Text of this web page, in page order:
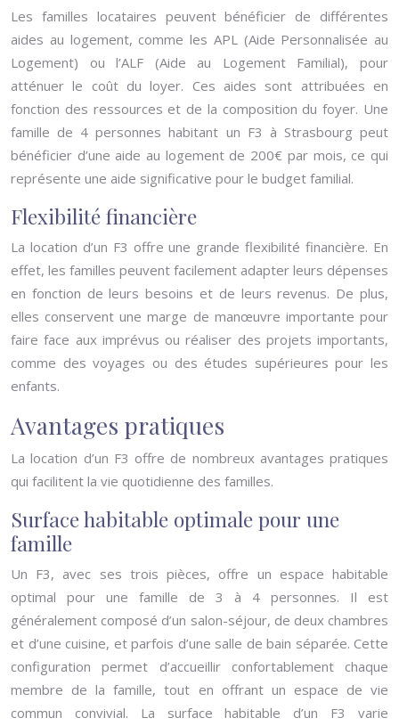
Les familles locataires peuvent bénéficier de différentes
aides au logement, comme les APL (Aide Personnalisée au
Logement) ou l’ALF (Aide au Logement Familial), pour
atténuer le coût du loyer. Ces aides sont attribuées en
fonction des ressources et de la composition du foyer. Une
famille de 4 personnes habitant un F3 à Strasbourg peut
bénéficier d’une aide au logement de 200€ par mois, ce qui
représente une aide significative pour le budget familial.
Flexibilité financière
La location d’un F3 offre une grande flexibilité financière. En
effet, les familles peuvent facilement adapter leurs dépenses
en fonction de leurs besoins et de leurs revenus. De plus,
elles conservent une marge de manœuvre importante pour
faire face aux imprévus ou réaliser des projets importants,
comme des voyages ou des études supérieures pour les
enfants.
Avantages pratiques
La location d’un F3 offre de nombreux avantages pratiques
qui facilitent la vie quotidienne des familles.
Surface habitable optimale pour une
famille
Un F3, avec ses trois pièces, offre un espace habitable
optimal pour une famille de 3 à 4 personnes. Il est
généralement composé d’un salon-séjour, de deux chambres
et d’une cuisine, et parfois d’une salle de bain séparée. Cette
configuration permet d’accueillir confortablement chaque
membre de la famille, tout en offrant un espace de vie
commun convivial. La surface habitable d’un F3 varie